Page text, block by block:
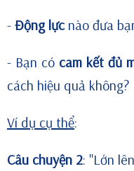
- Động lựcnào đưa
- Bạn có cam kết đủ
cách hiệu quả không?
Ví dụ cụ thể:
Câu chuyện 2: "Lớn